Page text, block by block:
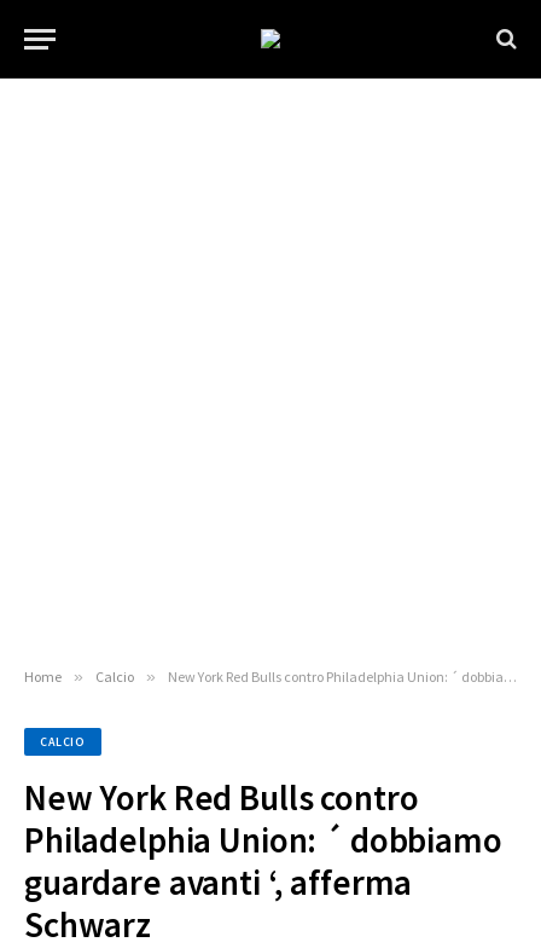
Home » Calcio » New York Red Bulls contro Philadelphia Union: ´ dobbiamo guardare avanti ‘, afferma Schwarz
CALCIO
New York Red Bulls contro
Philadelphia Union: ´ dobbiamo
guardare avanti ‘, afferma
Schwarz